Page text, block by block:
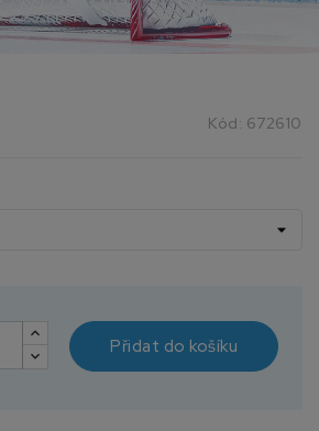
Kód: 672610
Přidat do košíku